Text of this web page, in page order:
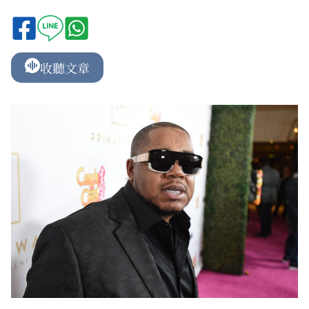
收聽文章